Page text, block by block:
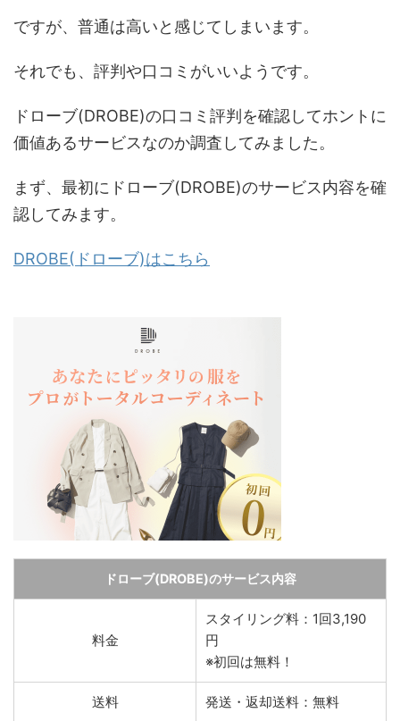
ですが、普通は高いと感じてしまいます。
それでも、評判や口コミがいいようです。
ドローブ(DROBE)の口コミ評判を確認してホントに
価値あるサービスなのか調査してみました。
まず、最初にドローブ(DROBE)のサービス内容を確
認してみます。
DROBE(ドローブ)はこちら
ドローブ(DROBE)のサービス内容
料金
スタイリング料：1回3,190
円
※初回は無料！
送料 発送・返却送料： 無料